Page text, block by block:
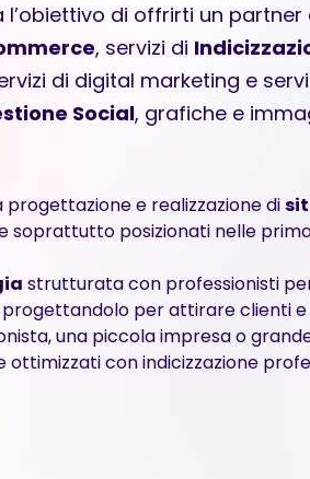
l’obiettivo di offrirti un
, servizi di
di digital marketing e
Social, grafiche e
progettazione e realizzazione di
soprattutto posizionati nelle
strutturata con professionisti
progettandolo per attirare clienti
una piccola impresa o
ottimizzati con indicizzazione